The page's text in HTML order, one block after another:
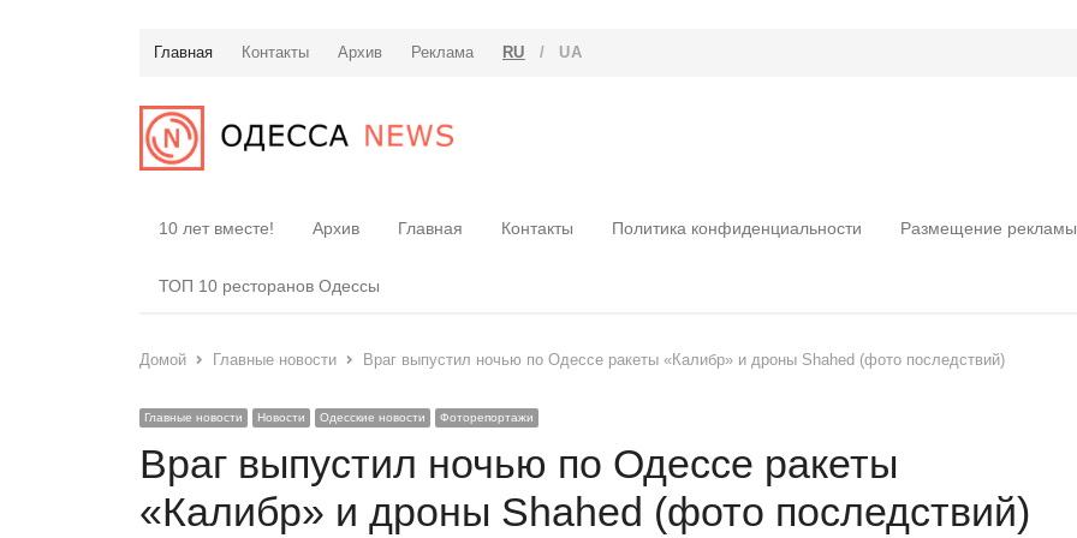
Главная Контакты Архив Реклама RU / UA
10 лет вместе! Архив Главная Контакты Политика конфиденциальности Размещение рекламы
ТОП 10 ресторанов Одессы
Домой Главные новости Враг выпустил ночью по Одессе ракеты «Калибр» и дроны Shahed (фото последствий)
Главные новости Новости Одесские новости Фоторепортажи
Враг выпустил ночью по Одессе ракеты
«Калибр» и дроны Shahed (фото последствий)